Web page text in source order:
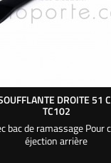
DROITE 51
TC102
bac de ramassage Pour
éjection arrière